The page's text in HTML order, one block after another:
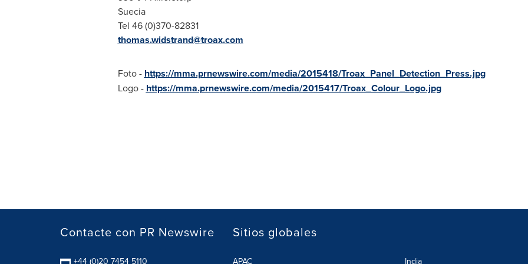
Suecia
Tel 46 (0)370-82831
thomas.widstrand@troax.com
Foto - https://mma.prnewswire.com/media/2015418/Troax_Panel_Detection_Press.jpg
Logo - https://mma.prnewswire.com/media/2015417/Troax_Colour_Logo.jpg
Contacte con PR Newswire
+44 (0)20 7454 5110
Sitios globales
APAC India